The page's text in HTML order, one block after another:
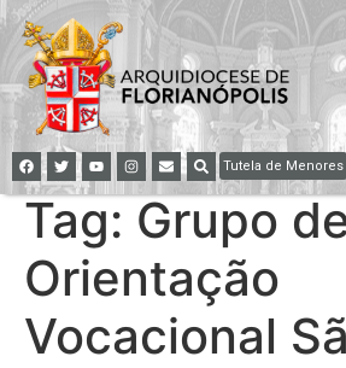
Tutela de Menores
Tag: Grupo
Orientação
Vocacional